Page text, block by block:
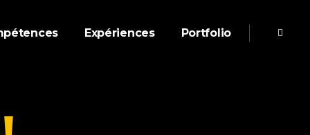
Expériences Portfolio